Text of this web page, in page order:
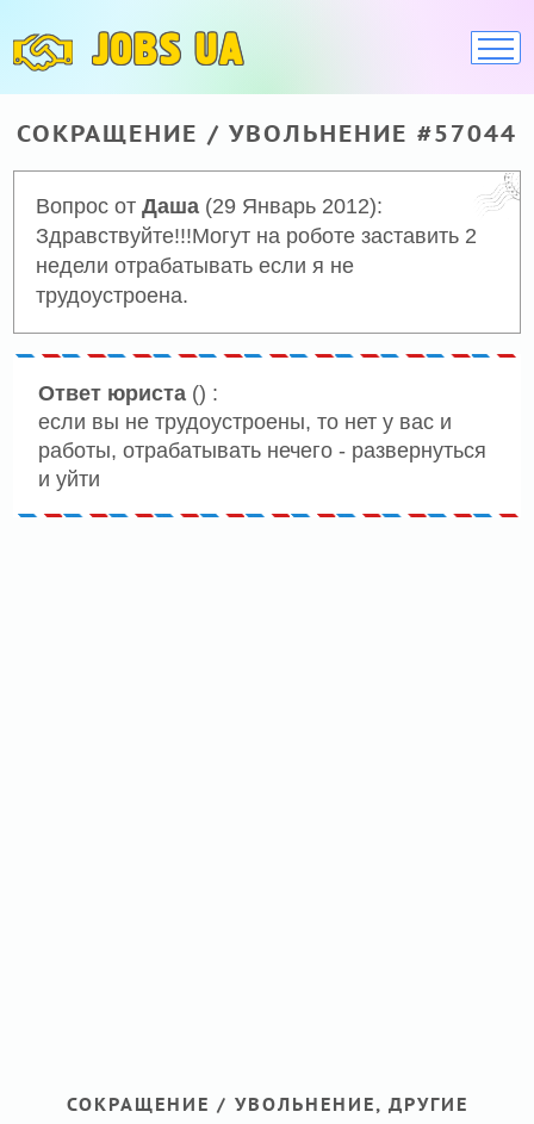
JOBS UA
СОКРАЩЕНИЕ / УВОЛЬНЕНИЕ #57044
Вопрос от Даша(29 Январь 2012):
Здравствуйте!!!Могут на роботе заставить 2
недели отрабатывать если я не
трудоустроена.
Ответ юриста() :
если вы не трудоустроены, то нет у вас и
работы, отрабатывать нечего - развернуться
и уйти
СОКРАЩЕНИЕ / УВОЛЬНЕНИЕ, ДРУГИЕ